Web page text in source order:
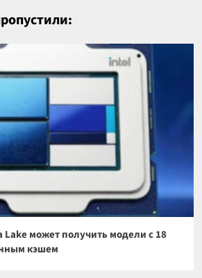
может получить модели с 18
кэшем